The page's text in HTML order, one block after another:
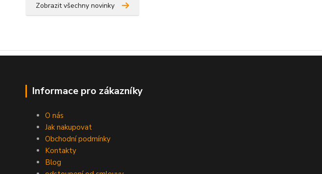
Zobrazit všechny novinky
Informace pro zákazníky
O nás
Jak nakupovat
Obchodní podmínky
Kontakty
Blog